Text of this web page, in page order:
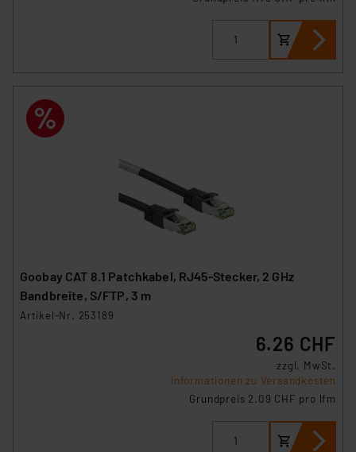
VO) zu. Eine detaillierte Auflistung der einzelnen
Cookies nach Zweck und Anbieter ist durch Klick auf
den Button „Ablehnen oder Einstellungen“ abrufbar. Sie
erteilte Zustimmung können Sie jederzeit unter dem
Link „Cookie Einstellungen“ anpassen oder widerrufen.
Weiterverarbeitung dieser Daten zur Auswertung und
Analyse bis zum Zeitpunkt des Widerrufs bleibt hiervon
unberührt. Ihre Browser-Einstellungen können dazu
führen, dass die Einstellungen nicht längerfristig
„Einige Drittanbieter verarbeiten personenbezogene
Daten in den USA. Ihre Einwilligung zur Einbindung von
Cookies dieser Drittanbieter umfasst daher ggf. auch
die Verarbeitung Ihrer Daten in den USA gemäß Art. 49
(1) lit. a DSGVO. Nähere Infos zu diesen Drittanbietern
und zu der jeweiligen Datenübermittlung erhalten Sie in
der Datenschutzerklärung. Für die USA besteht kein
Angemessenheitsbeschluss der EU. Dies bedeutet,
Goobay CAT 8.1 Patchkabel, RJ45-Stecker, 2 GHz
Bandbreite, S/FTP, 3 m
Artikel-Nr. 253189
6.26 CHF
zzgl. MwSt.
Informationen zu Versandkosten
Grundpreis 2.09 CHF pro lfm